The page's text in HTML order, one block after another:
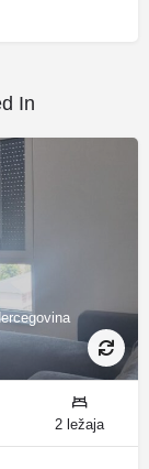
In
2 ležaja